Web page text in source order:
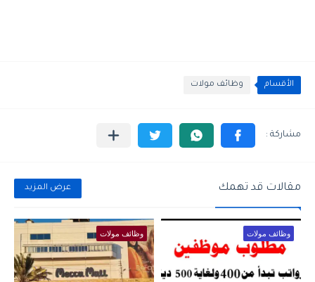
الأقسام وظائف مولات
مقالات قد تهمك عرض المزيد
وظائف مولات وظائف مولات